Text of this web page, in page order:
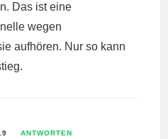
Das ist eine
wegen
aufhören. Nur so kann
ANTWORTEN